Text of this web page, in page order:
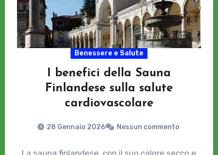
Benessere e Salute
I benefici della Sauna
Finlandese sulla salute
cardiovascolare
28 Gennaio 2026 Nessun commento